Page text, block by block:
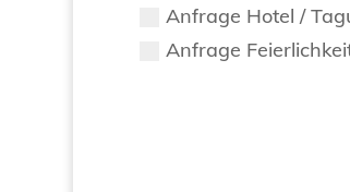
Anfrage Hotel /
Anfrage